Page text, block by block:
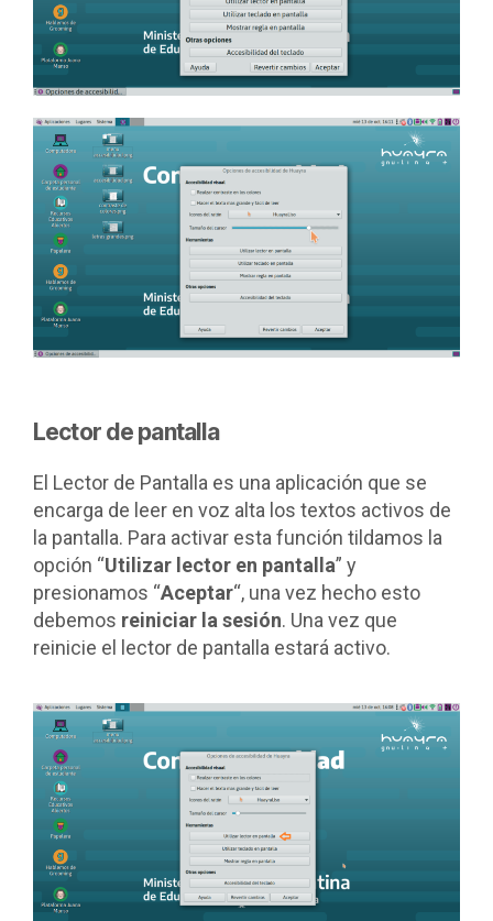
Lector de pantalla
El Lector de Pantalla es una aplicación que se
encarga de leer en voz alta los textos activos de
la pantalla. Para activar esta función tildamos la
opción “Utilizar lector en pantalla” y
presionamos “Aceptar“, una vez hecho esto
debemos reiniciar la sesión. Una vez que
reinicie el lector de pantalla estará activo.